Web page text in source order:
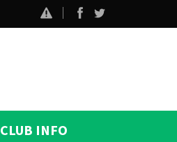
CLUB INFO